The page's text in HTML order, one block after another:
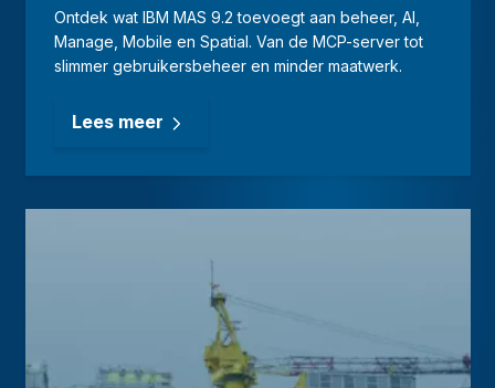
Ontdek wat IBM MAS 9.2 toevoegt aan beheer, AI,
Manage, Mobile en Spatial. Van de MCP-server tot
slimmer gebruikersbeheer en minder maatwerk.
Lees meer